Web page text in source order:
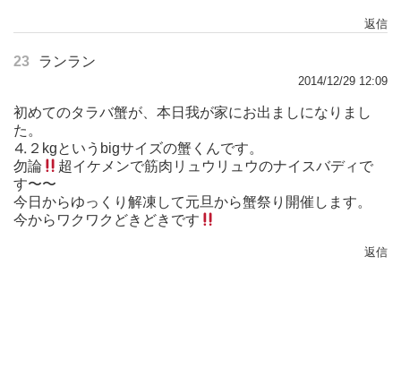
返信
23 ランラン
2014/12/29 12:09
初めてのタラバ蟹が、本日我が家にお出ましになりまし
た。
⒋２kgというbigサイズの蟹くんです。
勿論
超イケメンで筋肉リュウリュウのナイスバディで
す〜〜
今日からゆっくり解凍して元旦から蟹祭り開催します。
今からワクワクどきどきです
返信